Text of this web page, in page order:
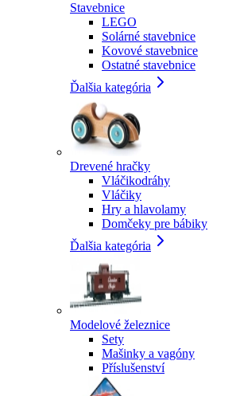
Stavebnice
LEGO
Solárné stavebnice
Kovové stavebnice
Ostatné stavebnice
Ďalšia kategória
Drevené hračky
Vláčikodráhy
Vláčiky
Hry a hlavolamy
Domčeky pre bábiky
Ďalšia kategória
Modelové železnice
Sety
Mašinky a vagóny
Příslušenství